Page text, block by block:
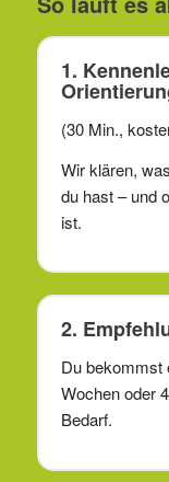
1.
(30 Min.,
Wir klären,
du hast – und
ist.
2.
Du bekommst
Wochen oder
Bedarf.